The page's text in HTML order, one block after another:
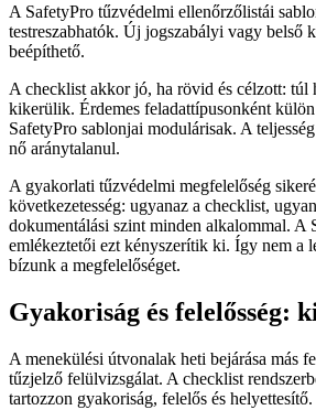
A SafetyPro tűzvédelmi ellenőrzőlistái
testreszabhatók. Új jogszabályi vagy belső
beépíthető.
A checklist akkor jó, ha rövid és célzott: túl
kikerülik. Érdemes feladattípusonként
SafetyPro sablonjai modulárisak. A
nő aránytalanul.
A gyakorlati tűzvédelmi megfelelőség
következetesség: ugyanaz a checklist,
dokumentálási szint minden alkalommal. A
emlékeztetői ezt kényszerítik ki. Így nem a
bízunk a megfelelőséget.
Gyakoriság és felelősség:
A menekülési útvonalak heti bejárása más
tűzjelző felülvizsgálat. A checklist
tartozzon gyakoriság, felelős és helyettesítő.